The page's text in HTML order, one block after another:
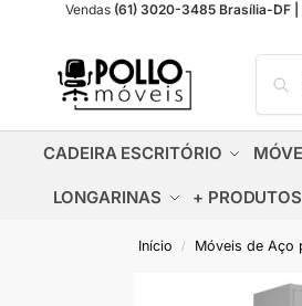
Vendas (61) 3020-3485 Brasília-DF
CADEIRA ESCRITÓRIO
LONGARINAS + PRODUTOS
Início / Móveis de Aço